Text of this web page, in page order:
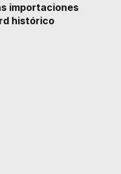
importaciones
histórico